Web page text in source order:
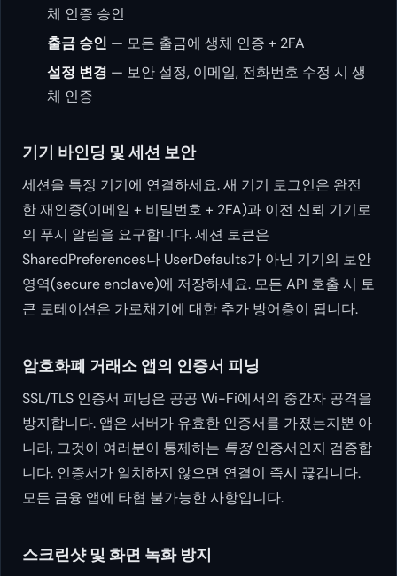
체 인증 승인
출금 승인 — 모든 출금에 생체 인증 + 2FA
설정 변경 — 보안 설정, 이메일, 전화번호 수정 시 생
체 인증
기기 바인딩 및 세션 보안
세션을 특정 기기에 연결하세요. 새 기기 로그인은 완전
한 재인증(이메일 + 비밀번호 + 2FA)과 이전 신뢰 기기로
의 푸시 알림을 요구합니다. 세션 토큰은
SharedPreferences나 UserDefaults가 아닌 기기의 보안
영역(secure enclave)에 저장하세요. 모든 API 호출 시 토
큰 로테이션은 가로채기에 대한 추가 방어층이 됩니다.
암호화폐 거래소 앱의 인증서 피닝
SSL/TLS 인증서 피닝은 공공 Wi-Fi에서의 중간자 공격을
방지합니다. 앱은 서버가 유효한 인증서를 가졌는지뿐 아
니라, 그것이 여러분이 통제하는 특정인증서인지 검증합
니다. 인증서가 일치하지 않으면 연결이 즉시 끊깁니다.
모든 금융 앱에 타협 불가능한 사항입니다.
스크린샷 및 화면 녹화 방지